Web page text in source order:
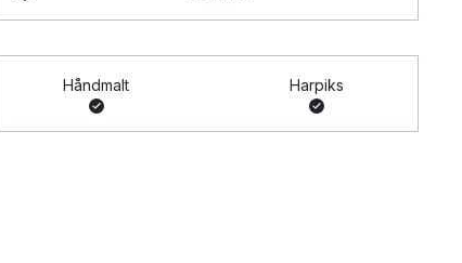
Håndmalt Harpiks